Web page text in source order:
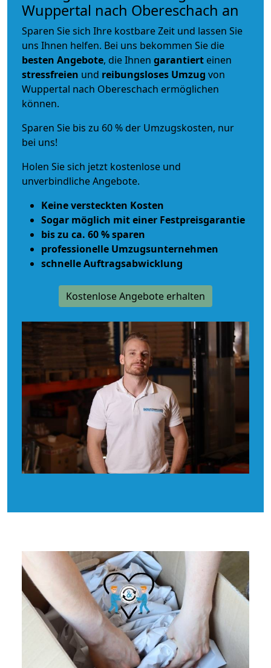
Wuppertal nach Obereschach an
Sparen Sie sich Ihre kostbare Zeit und lassen Sie
uns Ihnen helfen. Bei uns bekommen Sie die
besten Angebote, die Ihnen garantiert einen
stressfreien und reibungsloses Umzug von
Wuppertal nach Obereschach ermöglichen
können.
Sparen Sie bis zu 60 % der Umzugskosten, nur
bei uns!
Holen Sie sich jetzt kostenlose und
unverbindliche Angebote.
Keine versteckten Kosten
Sogar möglich mit einer Festpreisgarantie
bis zu ca. 60 % sparen
professionelle Umzugsunternehmen
schnelle Auftragsabwicklung
Kostenlose Angebote erhalten